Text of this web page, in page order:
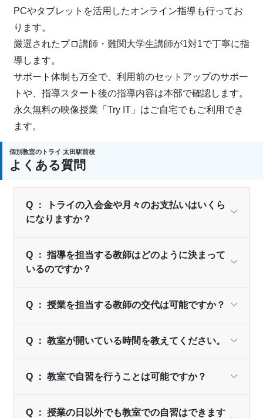
PCやタブレットを活用したオンライン指導も行ってお
ります。
厳選されたプロ講師・難関大学生講師が1対1で丁寧に指
導します。
サポート体制も万全で、利用前のセットアップのサポー
トや、指導スタート後の指導内容は本部で確認します。
永久無料の映像授業「Try IT」はご自宅でもご利用でき
ます。
個別教室のトライ 太田駅前校
よくある質問
Q ： トライの入会金や月々のお支払いはいくら
になりますか？
Q ： 指導を担当する教師はどのように決まって
いるのですか？
Q ： 授業を担当する教師の交代は可能ですか？
Q ： 教室が開いている時間を教えてください。
Q ： 教室で自習を行うことは可能ですか？
Q ： 授業の日以外でも教室での自習はできます